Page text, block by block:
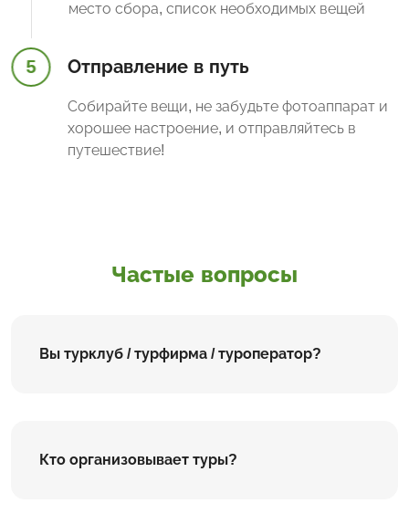
место сбора, список необходимых вещей
5 Отправление в путь
Собирайте вещи, не забудьте фотоаппарат и
хорошее настроение, и отправляйтесь в
путешествие!
Частые вопросы
Вы турклуб / турфирма / туроператор?
Кто организовывает туры?